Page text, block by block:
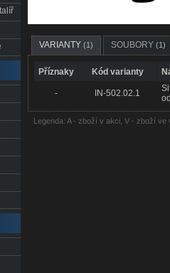
VARIANTY (1) SOUBORY (1)
Příznaky Kód varianty
- IN-502.02.1
Legenda: A - zboží v akci, V - zboží ve